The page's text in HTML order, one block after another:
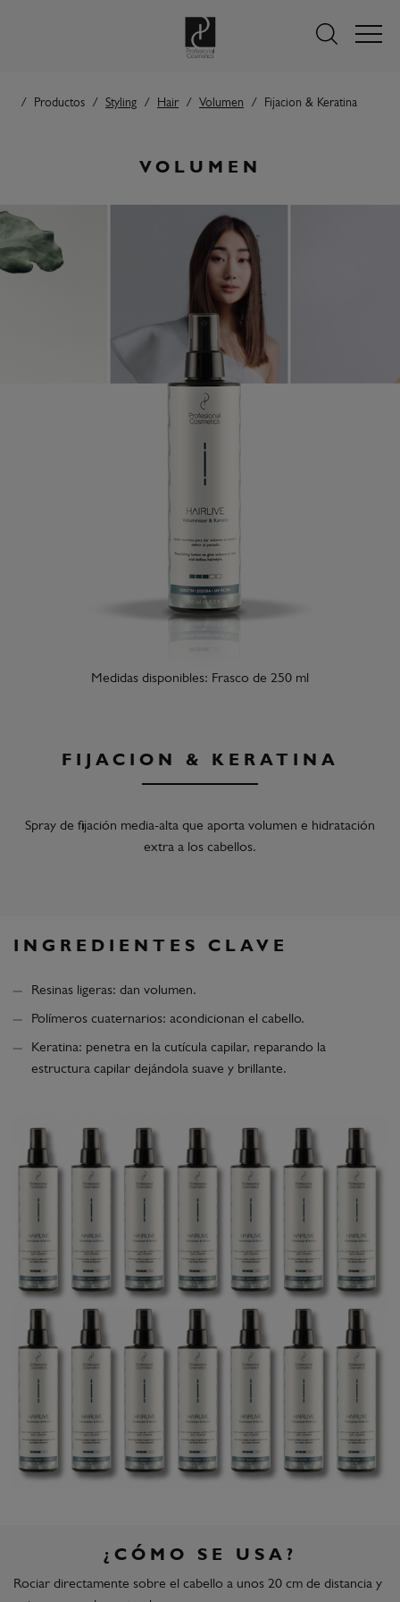
Productos Styling Hair Volumen Fijacion & Keratina
VOLUMEN
Medidas disponibles: Frasco de 250 ml
FIJACION & KERATINA
Spray de fijación media-alta que aporta volumen e hidratación
extra a los cabellos.
INGREDIENTES CLAVE
Resinas ligeras: dan volumen.
Polímeros cuaternarios: acondicionan el cabello.
Keratina: penetra en la cutícula capilar, reparando la
estructura capilar dejándola suave y brillante.
¿CÓMO SE USA?
Rociar directamente sobre el cabello a unos 20 cm de distancia y